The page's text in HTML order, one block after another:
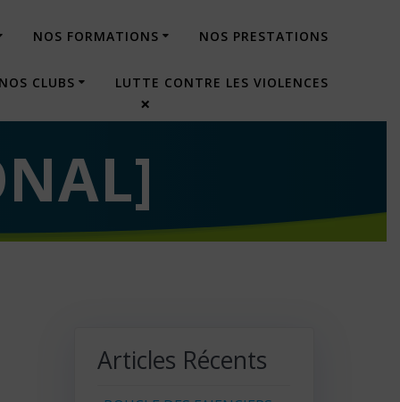
NOS FORMATIONS NOS PRESTATIONS
CLUBS LUTTE CONTRE LES VIOLENCES
Articles Récents
×